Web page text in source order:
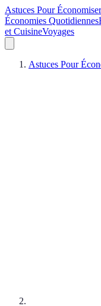
Astuces Pour Économiser
Économies Quotidiennes
et CuisineVoyages
Astuces Pour